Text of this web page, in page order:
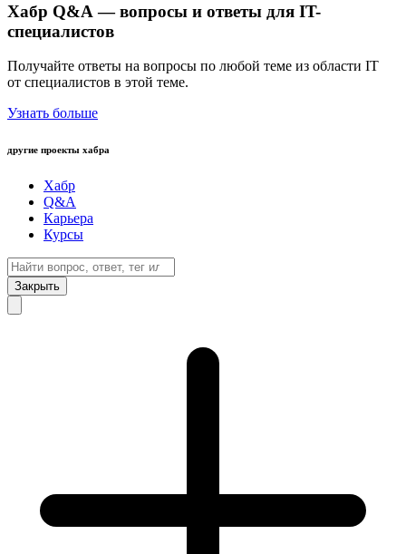
Хабр Q&A — вопросы и ответы для IT-
специалистов
Получайте ответы на вопросы по любой теме из области IT
от специалистов в этой теме.
Узнать больше
другие проекты хабра
Хабр
Q&A
Карьера
Курсы
Закрыть